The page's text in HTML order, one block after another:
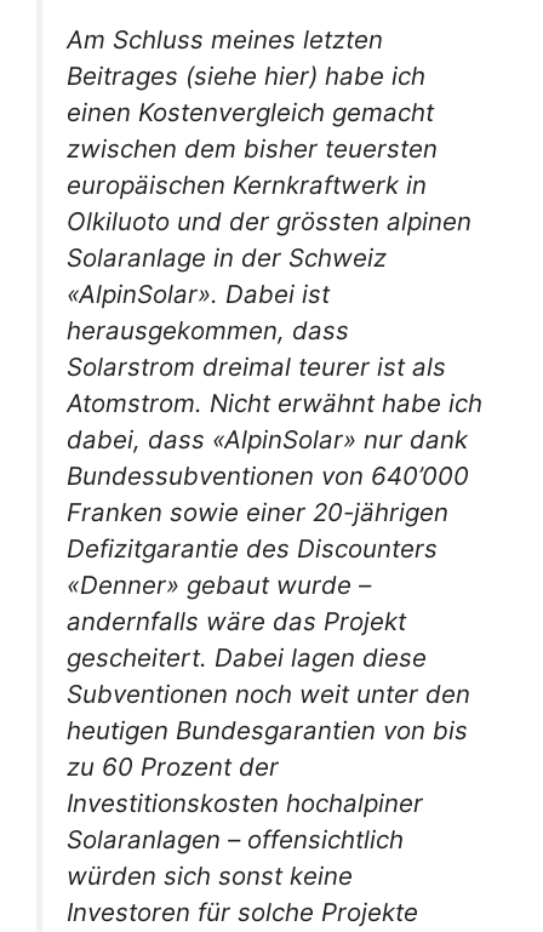
Am Schluss meines letzten
Beitrages (siehe hier) habe ich
einen Kostenvergleich gemacht
zwischen dem bisher teuersten
europäischen Kernkraftwerk in
Olkiluoto und der grössten alpinen
Solaranlage in der Schweiz
«AlpinSolar». Dabei ist
herausgekommen, dass
Solarstrom dreimal teurer ist als
Atomstrom. Nicht erwähnt habe ich
dabei, dass «AlpinSolar» nur dank
Bundessubventionen von 640’000
Franken sowie einer 20-jährigen
Defizitgarantie des Discounters
«Denner» gebaut wurde –
andernfalls wäre das Projekt
gescheitert. Dabei lagen diese
Subventionen noch weit unter den
heutigen Bundesgarantien von bis
zu 60 Prozent der
Investitionskosten hochalpiner
Solaranlagen – offensichtlich
würden sich sonst keine
Investoren für solche Projekte